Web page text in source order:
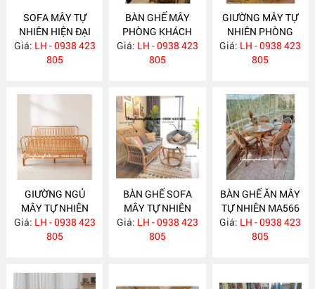
SOFA MÂY TỰ
NHIÊN HIỆN ĐẠI
MA586
Giá: LH - 0938 423
805
BÀN GHẾ MÂY
PHÒNG KHÁCH
NHỎ GỌN MA585
Giá: LH - 0938 423
805
GIƯỜNG MÂY TỰ
NHIÊN PHÒNG
NGỦ MA584
Giá: LH - 0938 423
805
GIƯỜNG NGỦ
MÂY TỰ NHIÊN
MA583
Giá: LH - 0938 423
805
BÀN GHẾ SOFA
MÂY TỰ NHIÊN
MA568
Giá: LH - 0938 423
805
BÀN GHẾ ĂN MÂY
TỰ NHIÊN MA566
Giá: LH - 0938 423
805